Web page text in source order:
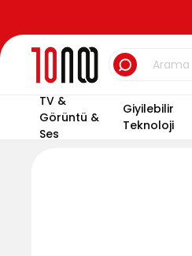
TV &
Görüntü &
Ses
Giyilebilir
Teknoloji